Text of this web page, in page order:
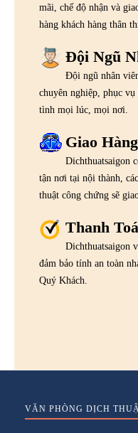
mãi, chế độ nhận và
hàng khách hàng thân
Đội Ngũ
Đội ngũ nhân
chuyên nghiệp, phục
tình mọi lúc, mọi nơi.
Giao
Dichthuatsaigon
tận nơi tại nội thành,
thuật công chứng sẽ
Thanh
Dichthuatsaigon
đảm bảo tính an toàn
Quý Khách.
VĂN PHÒNG DỊCH